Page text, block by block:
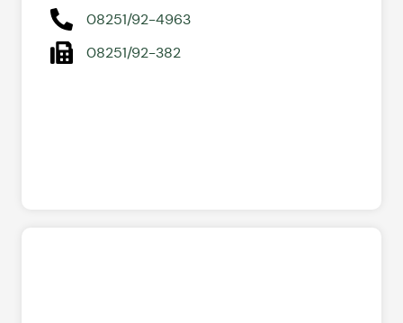
08251/92-4963
08251/92-382